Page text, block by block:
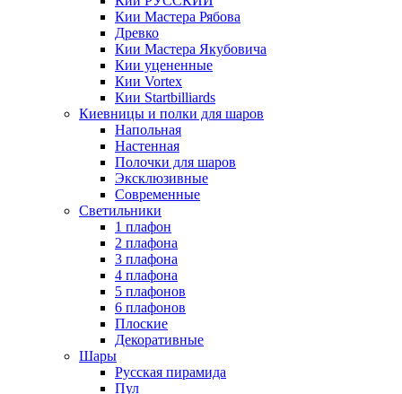
Кии Мастера Рябова
Древко
Кии Мастера Якубовича
Кии уцененные
Кии Vortex
Кии Startbilliards
Киевницы и полки для шаров
Напольная
Настенная
Полочки для шаров
Эксклюзивные
Современные
Светильники
1 плафон
2 плафона
3 плафона
4 плафона
5 плафонов
6 плафонов
Плоские
Декоративные
Шары
Русская пирамида
Пул